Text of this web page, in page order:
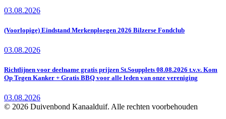
03.08.2026
(Voorlopige) Eindstand Merkenploegen 2026 Bilzerse Fondclub
03.08.2026
Richtlijnen voor deelname gratis prijzen St.Soupplets 08.08.2026 t.v.v. Kom
Op Tegen Kanker + Gratis BBQ voor alle leden van onze vereniging
03.08.2026
© 2026 Duivenbond Kanaalduif. Alle rechten voorbehouden